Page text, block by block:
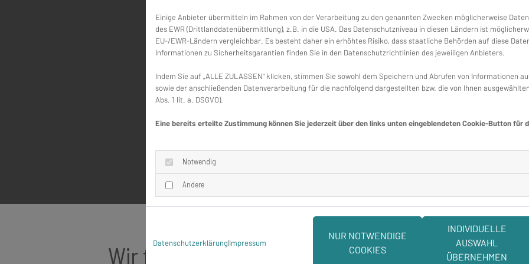
Wir finden für unsere Kunden die
Einige Anbieter übermitteln im Rahmen von der Verarbeitung zu den genannten Zwecken möglicherweise
des EWR (Drittlanddatenübermittlung), z.B. in die USA. Das Datenschutzniveau in diesen Ländern ist
EU-/EWR-Ländern vergleichbar. Es besteht daher ein erhöhtes Risiko, dass staatliche Behörden auf diese
Informationen zu Sicherheitsgarantien finden Sie in den Datenschutzrichtlinien des jeweiligen Anbieters.
Indem Sie auf „ALLE ZULASSEN" klicken, stimmen Sie sowohl dem Speichern und Abrufen von Informationen
sowie der anschließenden Datenverarbeitung für die nachfolgend dargestellten bzw. die von Ihnen
Abs. 1 lit. a. DSGVO).
Eine bereits erteilte Zustimmung können Sie jederzeit über den links unten eingeblendeten Cookie-Button für
Notwendig
Andere
Datenschutzerklärung|Impressum
NUR NOTWENDIGE
COOKIES
INDIVIDUELLE
AUSWAHL
ÜBERNEHMEN